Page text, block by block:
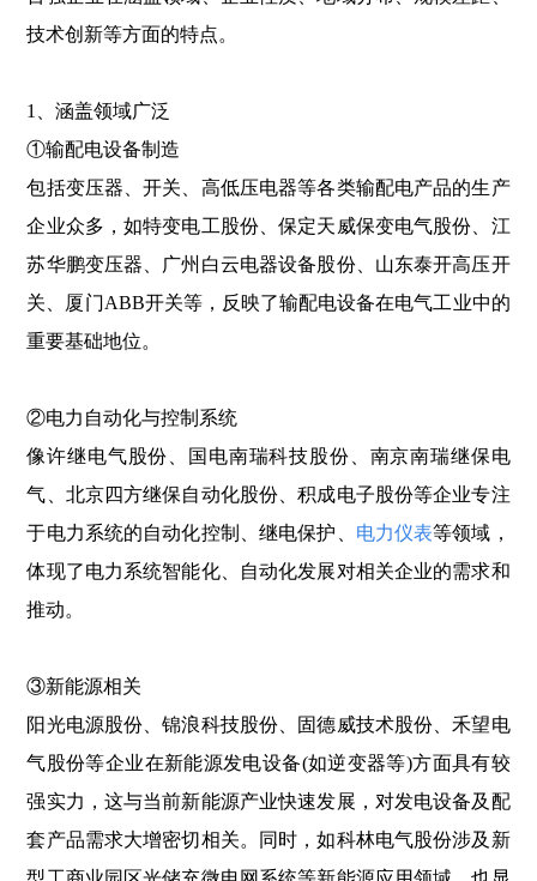
技术创新等方面的特点。
1、涵盖领域广泛
①输配电设备制造
包括变压器、开关、高低压电器等各类输配电产品的生产
企业众多，如特变电工股份、保定天威保变电气股份、江
苏华鹏变压器、广州白云电器设备股份、山东泰开高压开
关、厦门ABB开关等，反映了输配电设备在电气工业中的
重要基础地位。
②电力自动化与控制系统
像许继电气股份、国电南瑞科技股份、南京南瑞继保电
气、北京四方继保自动化股份、积成电子股份等企业专注
于电力系统的自动化控制、继电保护、 电力仪表等领域，
体现了电力系统智能化、自动化发展对相关企业的需求和
推动。
③新能源相关
阳光电源股份、锦浪科技股份、固德威技术股份、禾望电
气股份等企业在新能源发电设备(如逆变器等)方面具有较
强实力，这与当前新能源产业快速发展，对发电设备及配
套产品需求大增密切相关。同时，如科林电气股份涉及新